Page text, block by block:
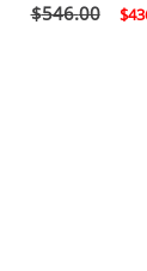
$546.00 $